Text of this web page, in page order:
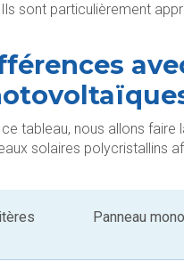
sont particulièrement
ce tableau, nous allons
solaires polycristallins
Panneau